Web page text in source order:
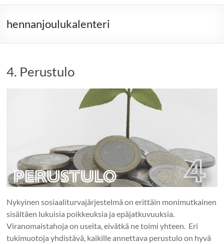
hennanjoulukalenteri
4. Perustulo
Nykyinen sosiaaliturvajärjestelmä on erittäin monimutkainen
sisältäen lukuisia poikkeuksia ja epäjatkuvuuksia.
Viranomaistahoja on useita, eivätkä ne toimi yhteen. Eri
tukimuotoja yhdistävä, kaikille annettava perustulo on hyvä